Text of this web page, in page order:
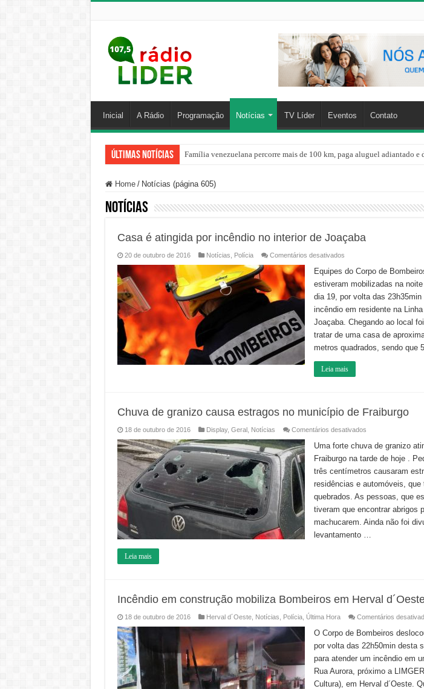
Inicial A Rádio Programação Notícias TV Líder Eventos Contato
Últimas Notícias Família venezuelana percorre mais de 100 km, paga aluguel adiantado
Home / Notícias (página 605)
Notícias
Casa é atingida por incêndio no interior de Joaçaba
20 de outubro de 2016 Notícias Polícia Comentários desativadosem
é
atingida
por
no
de
Joaçaba
Equipes do Corpo de
estiveram mobilizadas na
dia 19, por volta das 23h35min
incêndio em residente na
Joaçaba. Chegando ao local
tratar de uma casa de
metros quadrados, sendo que
Leia mais
Chuva de granizo causa estragos no município de Fraiburgo
18 de outubro de 2016 Display, Geral, Notícias Comentários desativadosem
de
granizo
causa
no
município
de
Fraiburgo
Uma forte chuva de granizo
Fraiburgo na tarde de hoje .
três centímetros causaram
residências e automóveis, que
quebrados. As pessoas, que
tiveram que encontrar abrigos
machucarem. Ainda não foi
levantamento …
Leia mais
Incêndio em construção mobiliza Bombeiros em Herval
18 de outubro de 2016 Herval d´Oeste, Notícias Polícia, Última Hora Comentários
O Corpo de Bombeiros
por volta das 22h50min desta
para atender um incêndio em
Rua Aurora, próximo a
Cultura), em Herval d´Oeste.